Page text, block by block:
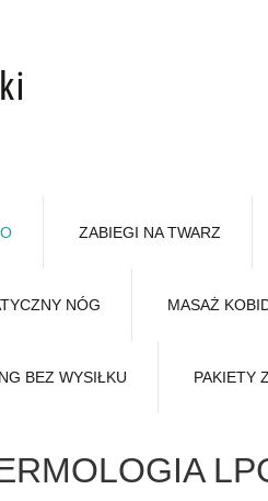
ZABIEGI NA TWARZ
NÓG MASAŻ
BEZ WYSIŁKU PAKIETY